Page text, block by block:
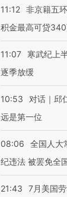
11:12 非京籍五
积金最高可贷
11:07
寒武纪上
逐季放缓
10:53
对话｜邱
远是第一位
08:06
全国人大
纪违法 被罢免全
21:43
7月美国